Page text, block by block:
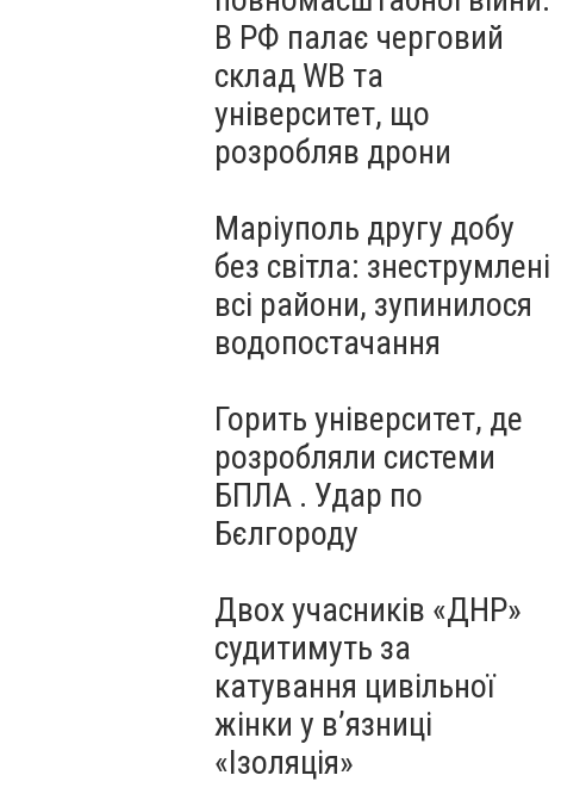
В РФ палає черговий
склад WB та
університет, що
розробляв дрони
Маріуполь другу добу
без світла: знеструмлені
всі райони, зупинилося
водопостачання
Горить університет, де
розробляли системи
БПЛА . Удар по
Бєлгороду
Двох учасників «ДНР»
судитимуть за
катування цивільної
жінки у в’язниці
«Ізоляція»